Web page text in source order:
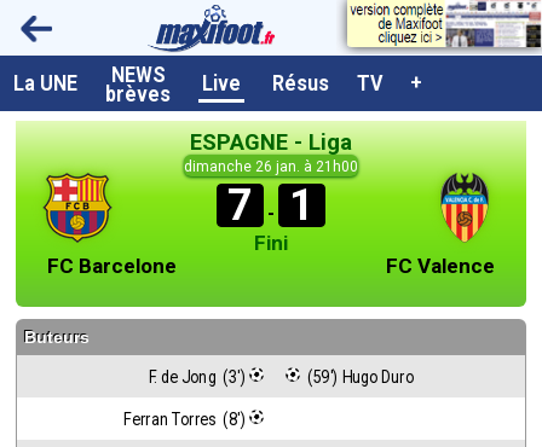
La UNE NEWS
brèves Live Résus TV +
ESPAGNE - Liga
dimanche 26 jan. à 21h00
7 - 1
Fini
FC Barcelone
FC Valence
Buteurs
F. de Jong  (3') (59') Hugo Duro
Ferran Torres  (8')
A la UNE
Dernières brèves
Live / Matchs en direct
Résultats et Classements
Class. buteurs européens
Programme TV foot
Vidéos
Tableau transferts L1